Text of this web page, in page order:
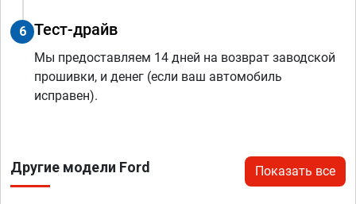
6 Тест-драйв
Мы предоставляем 14 дней на возврат заводской
прошивки, и денег (если ваш автомобиль
исправен).
Другие модели Ford Показать все